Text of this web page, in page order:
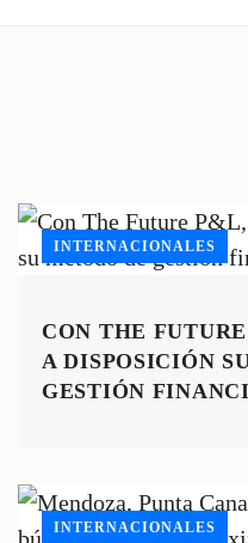
INTERNACIONALES
CON THE
A DISPOSICIÓN
GESTIÓN
INTERNACIONALES